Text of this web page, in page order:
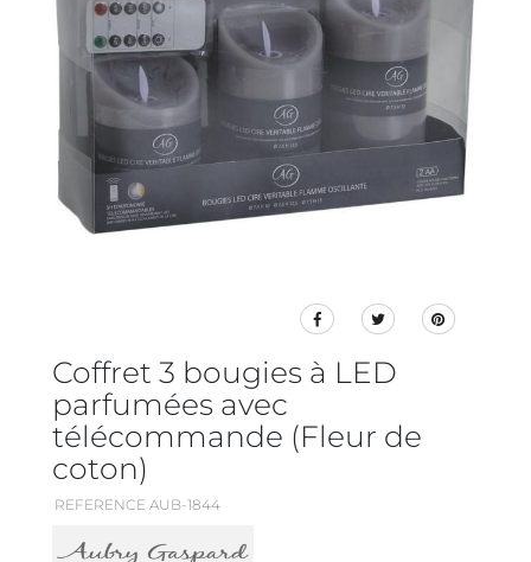
Coffret 3 bougies à LED
parfumées avec
télécommande (Fleur de
coton)
REFERENCE AUB-1844